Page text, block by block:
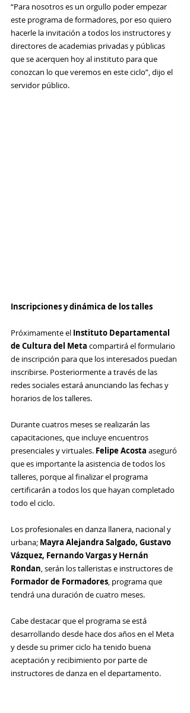
“Para nosotros es un orgullo poder empezar
este programa de formadores, por eso quiero
hacerle la invitación a todos los instructores y
directores de academias privadas y públicas
que se acerquen hoy al instituto para que
conozcan lo que veremos en este ciclo”, dijo el
servidor público.
Inscripciones y dinámica de los talles
Próximamente el Instituto Departamental
de Cultura del Meta compartirá el formulario
de inscripción para que los interesados puedan
inscribirse. Posteriormente a través de las
redes sociales estará anunciando las fechas y
horarios de los talleres.
Durante cuatros meses se realizarán las
capacitaciones, que incluye encuentros
presenciales y virtuales. Felipe Acosta aseguró
que es importante la asistencia de todos los
talleres, porque al finalizar el programa
certificarán a todos los que hayan completado
todo el ciclo.
Los profesionales en danza llanera, nacional y
urbana; Mayra Alejandra Salgado, Gustavo
Vázquez, Fernando Vargas y Hernán
Rondan, serán los talleristas e instructores de
Formador de Formadores, programa que
tendrá una duración de cuatro meses.
Cabe destacar que el programa se está
desarrollando desde hace dos años en el Meta
y desde su primer ciclo ha tenido buena
aceptación y recibimiento por parte de
instructores de danza en el departamento.